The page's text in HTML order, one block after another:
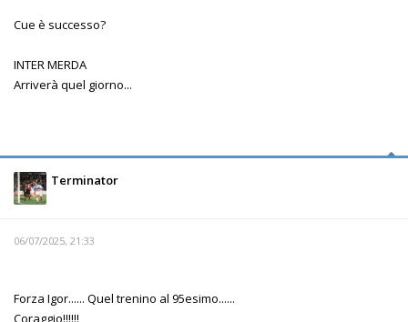
Cue è successo?
INTER MERDA
Arriverà quel giorno...
Terminator
06/07/2025, 21:33
Forza Igor...... Quel trenino al 95esimo......
Coraggio!!!!!!